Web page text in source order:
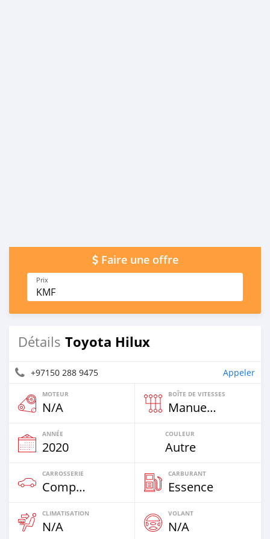
Faire une offre
Prix
KMF
Détails Toyota Hilux
+97150 288 9475 Appeler
MOTEUR
N/A
BOÎTE DE VITESSES
Manuelle
ANNÉE
2020
COULEUR
Autre
CARROSSERIE
Compacte
CARBURANT
Essence
CLIMATISATION
N/A
VOLANT
N/A